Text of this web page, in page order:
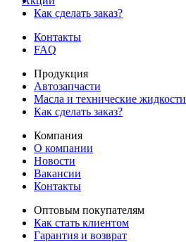
Как сделать заказ?
Контакты
FAQ
Продукция
Автозапчасти
Масла и технические жидкости
Как сделать заказ?
Компания
О компании
Новости
Вакансии
Контакты
Оптовым покупателям
Как стать клиентом
Гарантия и возврат